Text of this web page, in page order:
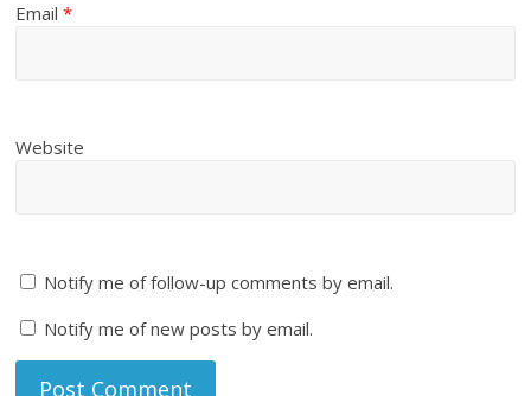
Email*
Website
Notify me of follow-up comments by email.
Notify me of new posts by email.